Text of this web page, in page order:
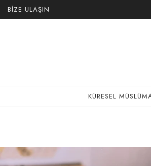
BIZE ULAŞIN
KÜRESEL